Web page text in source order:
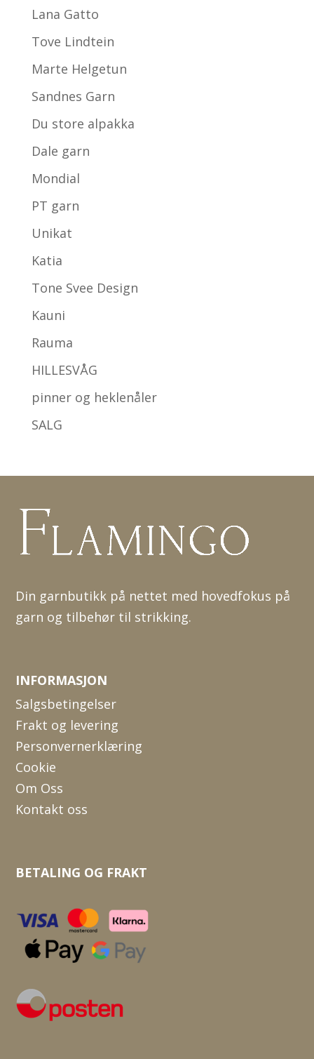
Lana Gatto
Tove Lindtein
Marte Helgetun
Sandnes Garn
Du store alpakka
Dale garn
Mondial
PT garn
Unikat
Katia
Tone Svee Design
Kauni
Rauma
HILLESVÅG
pinner og heklenåler
SALG
Din garnbutikk på nettet med hovedfokus på
garn og tilbehør til strikking.
INFORMASJON
Salgsbetingelser
Frakt og levering
Personvernerklæring
Cookie
Om Oss
Kontakt oss
BETALING OG FRAKT